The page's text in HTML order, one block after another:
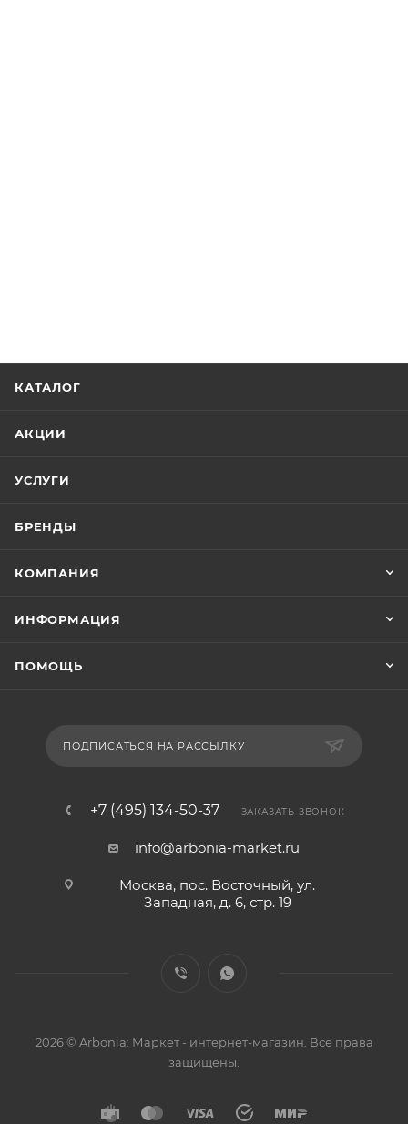
КАТАЛОГ
АКЦИИ
УСЛУГИ
БРЕНДЫ
КОМПАНИЯ
ИНФОРМАЦИЯ
ПОМОЩЬ
ПОДПИСАТЬСЯ НА РАССЫЛКУ
+7 (495) 134-50-37 ЗАКАЗАТЬ ЗВОНОК
info@arbonia-market.ru
Москва, пос. Восточный, ул.
Западная, д. 6, стр. 19
2026 © Arbonia: Маркет - интернет-магазин. Все права
защищены.